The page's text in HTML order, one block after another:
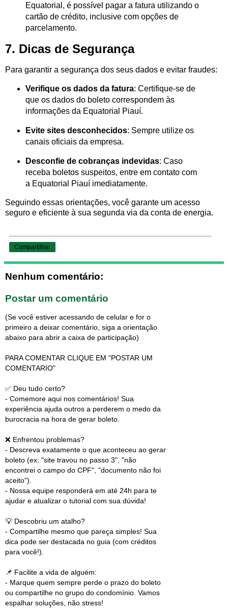
Equatorial, é possível pagar a fatura utilizando o
cartão de crédito, inclusive com opções de
parcelamento.
7. Dicas de Segurança
Para garantir a segurança dos seus dados e evitar fraudes:
Verifique os dados da fatura: Certifique-se de
que os dados do boleto correspondem às
informações da Equatorial Piauí.
Evite sites desconhecidos: Sempre utilize os
canais oficiais da empresa.
Desconfie de cobranças indevidas: Caso
receba boletos suspeitos, entre em contato com
a Equatorial Piauí imediatamente.
Seguindo essas orientações, você garante um acesso
seguro e eficiente à sua segunda via da conta de energia.
Compartilhar
Nenhum comentário:
Postar um comentário
(Se você estiver acessando de celular e for o
primeiro a deixar comentário, siga a orientação
abaixo para abrir a caixa de participação)
PARA COMENTAR CLIQUE EM "POSTAR UM
COMENTARIO"
✅ Deu tudo certo?
- Comemore aqui nos comentários! Sua
experiência ajuda outros a perderem o medo da
burocracia na hora de gerar boleto.
❌ Enfrentou problemas?
- Descreva exatamente o que aconteceu ao gerar
boleto (ex: "site travou no passo 3", "não
encontrei o campo do CPF", "documento não foi
aceito").
- Nossa equipe responderá em até 24h para te
ajudar e atualizar o tutorial com sua dúvida!
💡 Descobriu um atalho?
- Compartilhe mesmo que pareça simples! Sua
dica pode ser destacada no guia (com créditos
para você!).
📌 Facilite a vida de alguém:
- Marque quem sempre perde o prazo do boleto
ou compartilhe no grupo do condomínio. Vamos
espalhar soluções, não stress!